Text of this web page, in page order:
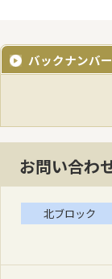
バックナンバー
お問い合わ
北ブロック